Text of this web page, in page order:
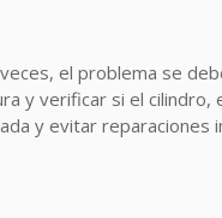
el problema se
y verificar si el cilindro,
y evitar reparaciones